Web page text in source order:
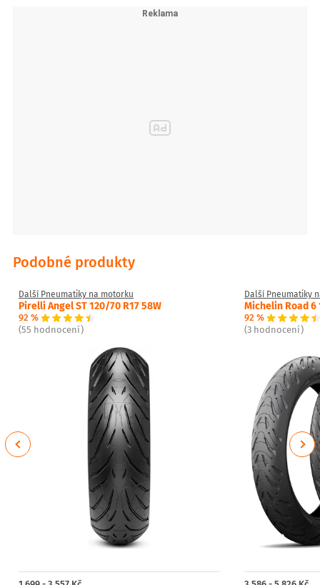
Podobné produkty
Další Pneumatiky na motorku
Pirelli Angel ST 120/70 R17 58W
92 %
(55 hodnocení)
Další Pneumatiky
Michelin Road 6
92 %
(3 hodnocení)
Previous Next